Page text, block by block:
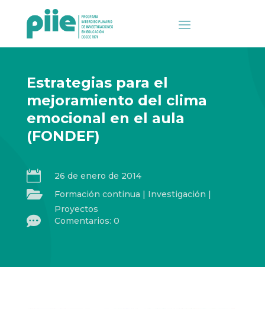
Estrategias para el
mejoramiento del clima
emocional en el aula
(FONDEF)
 26 de enero de 2014
 Formación continua | Investigación |
Proyectos
 Comentarios: 0